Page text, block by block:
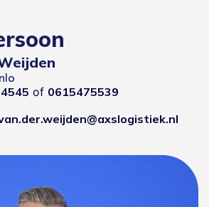
of 0615475539